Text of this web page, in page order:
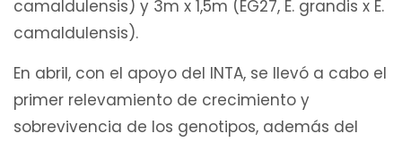
camaldulensis) y 3m x 1,5m (EG27, E. grandis x E.
camaldulensis).
En abril, con el apoyo del INTA, se llevó a cabo el
primer relevamiento de crecimiento y
sobrevivencia de los genotipos, además del